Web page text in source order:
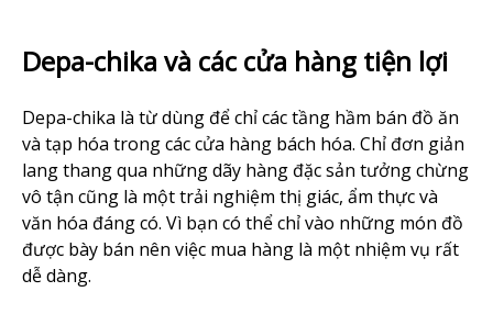
Depa-chika và các cửa hàng tiện lợi
Depa-chika là từ dùng để chỉ các tầng hầm bán đồ ăn
và tạp hóa trong các cửa hàng bách hóa. Chỉ đơn giản
lang thang qua những dãy hàng đặc sản tưởng chừng
vô tận cũng là một trải nghiệm thị giác, ẩm thực và
văn hóa đáng có. Vì bạn có thể chỉ vào những món đồ
được bày bán nên việc mua hàng là một nhiệm vụ rất
dễ dàng.